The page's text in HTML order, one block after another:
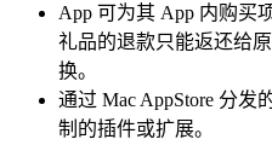
App 可为其 App 内购买
礼品的退款只能返还给
换。
通过 Mac AppStore 分发
制的插件或扩展。